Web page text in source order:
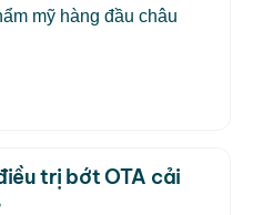
mỹ hàng đầu châu
trị bớt OTA cải